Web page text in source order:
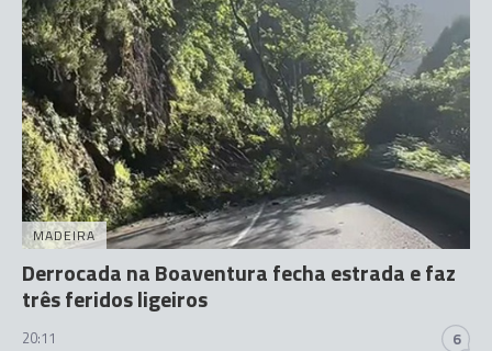
MADEIRA
Derrocada na Boaventura fecha estrada e faz
três feridos ligeiros
20:11 6